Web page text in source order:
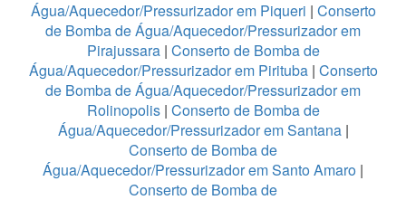
Água/Aquecedor/Pressurizador em Piqueri | Conserto
de Bomba de Água/Aquecedor/Pressurizador em
Pirajussara| Conserto de Bomba de
Água/Aquecedor/Pressurizador em Pirituba| Conserto
de Bomba de Água/Aquecedor/Pressurizador em
Rolinopolis| Conserto de Bomba de
Água/Aquecedor/Pressurizador em Santana|
Conserto de Bomba de
Água/Aquecedor/Pressurizador em Santo Amaro |
Conserto de Bomba de